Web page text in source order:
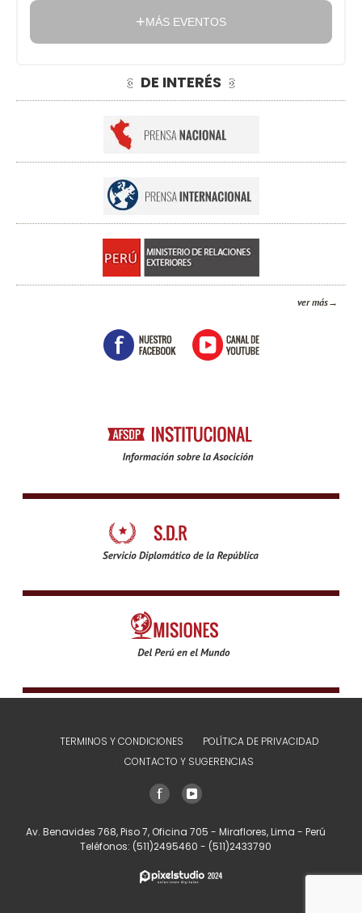
MÁS EVENTOS
DE INTERÉS
ver más
TERMINOS Y CONDICIONES
POLÍTICA DE PRIVACIDAD
CONTACTO Y SUGERENCIAS
Av. Benavides 768, Piso 7, Oficina 705 - Miraflores, Lima - Perú
Teléfonos: (511)2495460 - (511)2433790